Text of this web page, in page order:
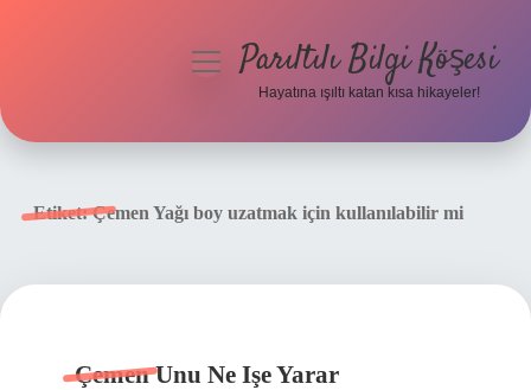
menüyüParıltılı Bilgi Köşesi
Hayatına ışıltı katan kısa hikayeler!
Etiket:Çemen Yağı boy uzatmak için kullanılabilir mi
Çemen Unu Ne Işe Yarar